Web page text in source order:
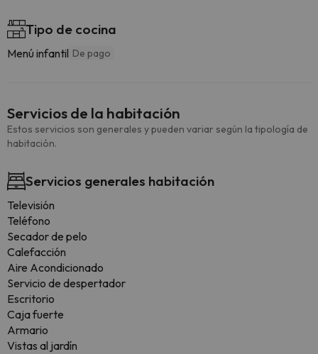
Tipo de cocina
Menú infantil De pago
Servicios de la habitación
Estos servicios son generales y pueden variar según la tipología de
habitación.
Servicios generales habitación
Televisión
Teléfono
Secador de pelo
Calefacción
Aire Acondicionado
Servicio de despertador
Escritorio
Caja fuerte
Armario
Vistas al jardín